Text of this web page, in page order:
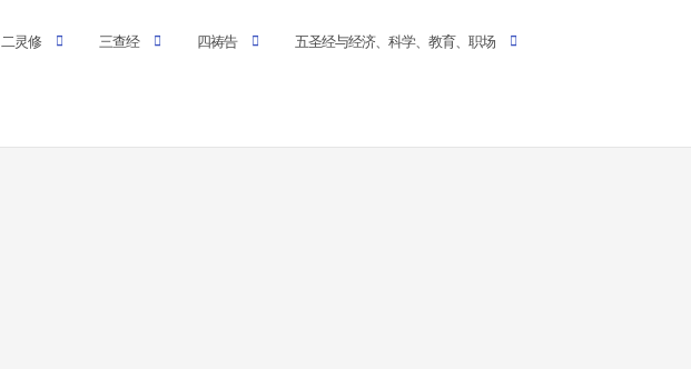
二灵修 三查经 四祷告 五圣经与经济、科学、教育、职场